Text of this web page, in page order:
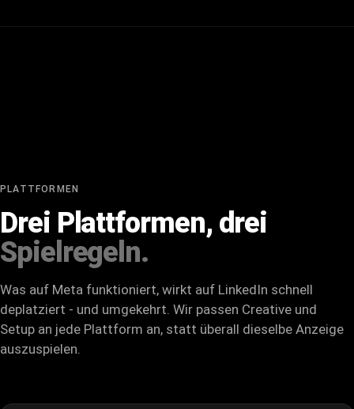
PLATTFORMEN
Drei Plattformen, drei
Spielregeln.
Was auf Meta funktioniert, wirkt auf LinkedIn schnell
deplatziert - und umgekehrt. Wir passen Creative und
Setup an jede Plattform an, statt überall dieselbe Anzeige
auszuspielen.